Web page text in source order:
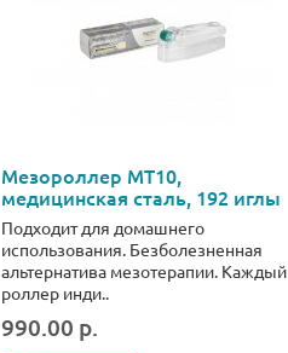
Мезороллер MT10,
медицинская сталь, 192 иглы
Подходит для домашнего
использования. Безболезненная
альтернатива мезотерапии. Каждый
роллер инди..
990.00 р.